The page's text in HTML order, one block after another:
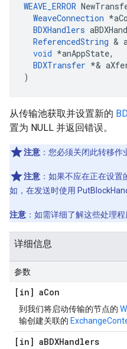
WEAVE_ERROR
WeaveConnection *
BDXHandlers
ReferencedString &
void *anAppState,
BDXTransfer *&
)
从传输池获取并设置新的
置为 NULL 并返回错误。
注意 ：您必须关闭此转移作
注意 ：如果不应在正在设
如，在发送时使用
注意 ：如需详细了解这些处理
详细信息
参数
[in] aCon
到我们将启动传输的节点的
输创建关联的
[in] aBDXHandlers